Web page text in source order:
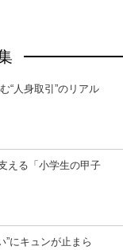
“人身取引”のリアル
える「小学生の甲子
”にキュンが止まら